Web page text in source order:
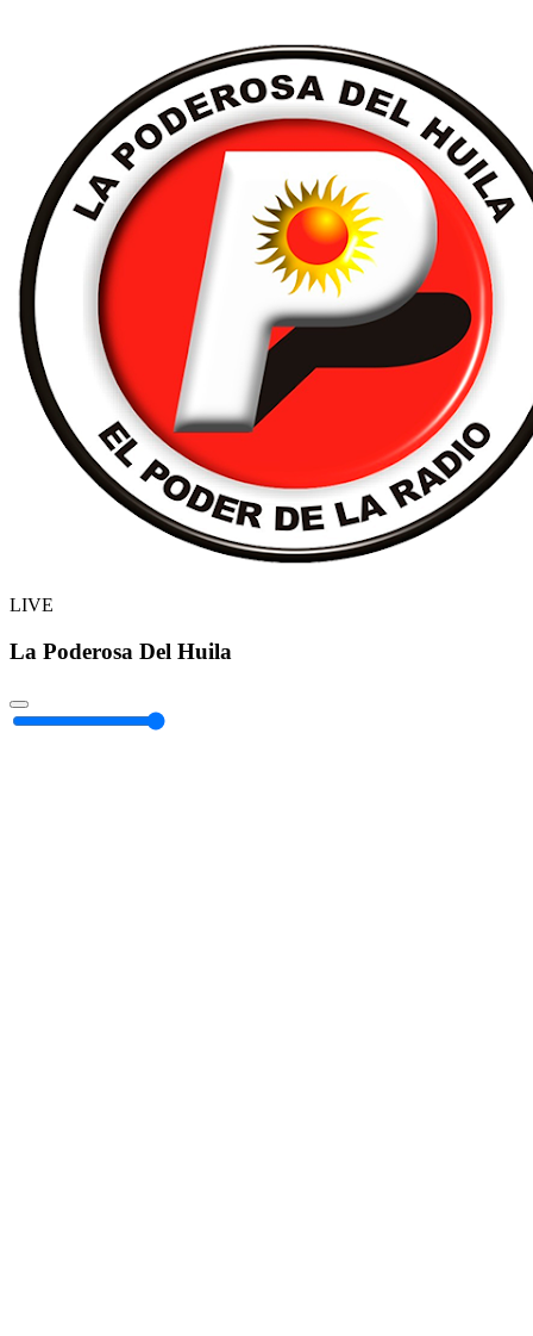
LIVE
La Poderosa Del Huila